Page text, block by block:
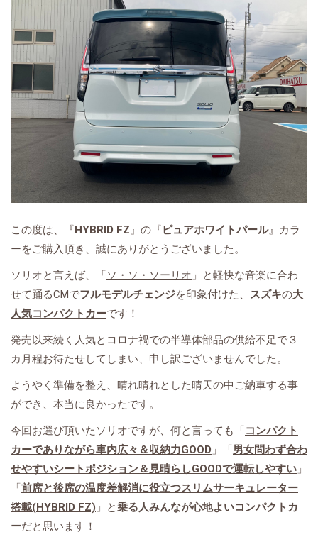
この度は、『HYBRID FZ』の『ピュアホワイトパール』カラ
ーをご購入頂き、誠にありがとうございました。
ソリオと言えば、「ソ・ソ・ソーリオ 」と軽快な音楽に合わ
せて踊るCMでフルモデルチェンジを印象付けた、 スズキの大
人気コンパクトカーです！
発売以来続く人気とコロナ禍での半導体部品の供給不足で３
カ月程お待たせしてしまい、申し訳ございませんでした。
ようやく準備を整え、晴れ晴れとした晴天の中ご納車する事
ができ、本当に良かったです。
今回お選び頂いたソリオですが、何と言っても「コンパクト
カーでありながら車内広々＆収納力GOOD 」「男女問わず合わ
せやすいシートポジション＆見晴らしGOODで運転しやすい 」
「前席と後席の温度差解消に役立つスリムサーキュレーター
搭載(HYBRID FZ) 」と乗る人みんなが心地よいコンパクトカ
ーだと思います！